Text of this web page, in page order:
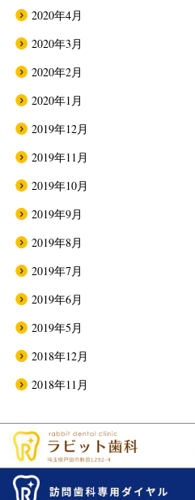
2020年4月
2020年3月
2020年2月
2020年1月
2019年12月
2019年11月
2019年10月
2019年9月
2019年8月
2019年7月
2019年6月
2019年5月
2018年12月
2018年11月